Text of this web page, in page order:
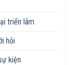
triển lãm
hỏi
kiện